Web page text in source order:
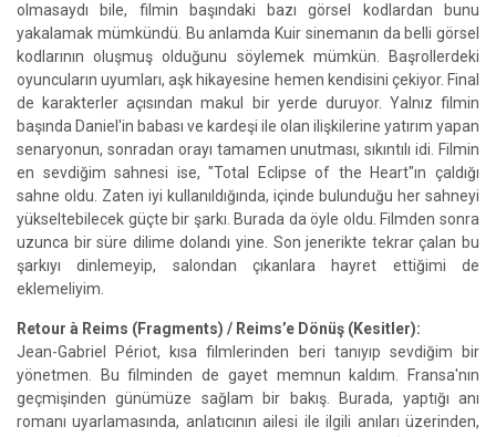
olmasaydı bile, filmin başındaki bazı görsel kodlardan bunu
yakalamak mümkündü. Bu anlamda Kuir sinemanın da belli görsel
kodlarının oluşmuş olduğunu söylemek mümkün. Başrollerdeki
oyuncuların uyumları, aşk hikayesine hemen kendisini çekiyor. Final
de karakterler açısından makul bir yerde duruyor. Yalnız filmin
başında Daniel'in babası ve kardeşi ile olan ilişkilerine yatırım yapan
senaryonun, sonradan orayı tamamen unutması, sıkıntılı idi. Filmin
en sevdiğim sahnesi ise, "Total Eclipse of the Heart"ın çaldığı
sahne oldu. Zaten iyi kullanıldığında, içinde bulunduğu her sahneyi
yükseltebilecek güçte bir şarkı. Burada da öyle oldu. Filmden sonra
uzunca bir süre dilime dolandı yine. Son jenerikte tekrar çalan bu
şarkıyı dinlemeyip, salondan çıkanlara hayret ettiğimi de
eklemeliyim.
Retour à Reims (Fragments) / Reims’e Dönüş (Kesitler):
Jean-Gabriel Périot, kısa filmlerinden beri tanıyıp sevdiğim bir
yönetmen. Bu filminden de gayet memnun kaldım. Fransa'nın
geçmişinden günümüze sağlam bir bakış. Burada, yaptığı anı
romanı uyarlamasında, anlatıcının ailesi ile ilgili anıları üzerinden,